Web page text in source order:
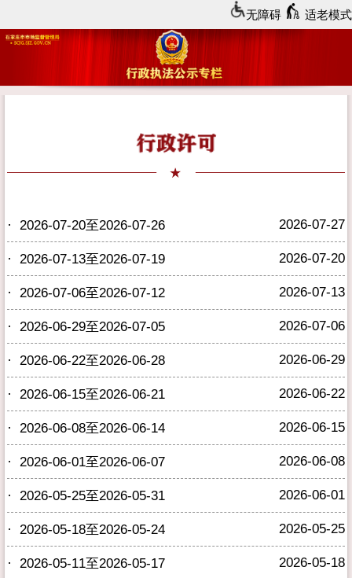
无障碍 适老模式
· 2026-07-20至2026-07-26 2026-07-27
· 2026-07-13至2026-07-19 2026-07-20
· 2026-07-06至2026-07-12 2026-07-13
· 2026-06-29至2026-07-05 2026-07-06
· 2026-06-22至2026-06-28 2026-06-29
· 2026-06-15至2026-06-21 2026-06-22
· 2026-06-08至2026-06-14 2026-06-15
· 2026-06-01至2026-06-07 2026-06-08
· 2026-05-25至2026-05-31 2026-06-01
· 2026-05-18至2026-05-24 2026-05-25
· 2026-05-11至2026-05-17 2026-05-18